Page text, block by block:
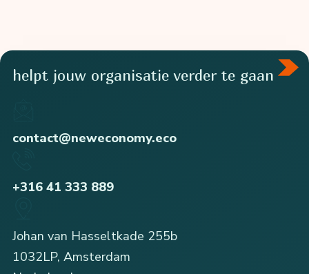
helpt jouw organisatie verder te gaan
contact@neweconomy.eco
+316 41 333 889
Johan van Hasseltkade 255b
1032LP, Amsterdam